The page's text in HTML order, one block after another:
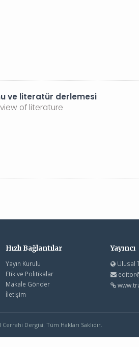
ve literatür derlemesi
of literature
Hızlı Bağlantılar
Yayın Kurulu
Etik ve Politikalar
Makale Gönder
İletişim
Yayıncı
Ulusal
Dergisi. Tüm Hakları Saklıdır.